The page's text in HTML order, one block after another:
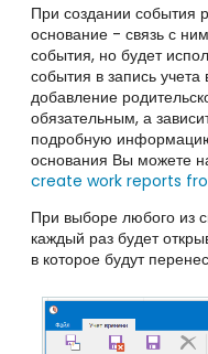
При создании события
основание - связь с
события, но будет
события в запись
добавление
обязательным, а
подробную
основания Вы можете
create work reports
При выборе любого из
каждый раз будет
в которое будут